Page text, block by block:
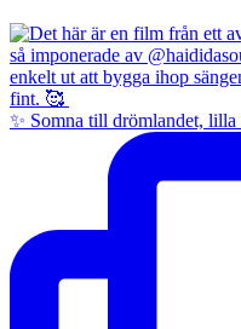
✨ Somna till drömlandet,